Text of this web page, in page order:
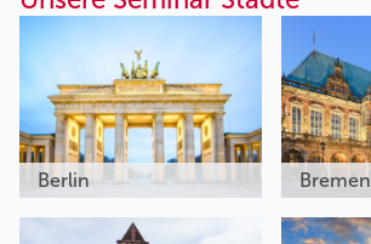
Berlin Bremen